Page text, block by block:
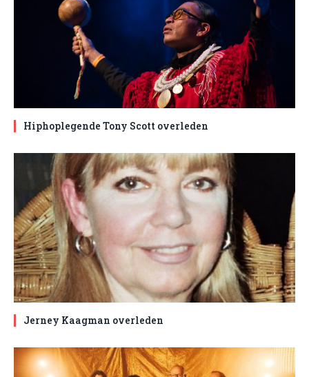
Hiphoplegende Tony Scott overleden
Jerney Kaagman overleden